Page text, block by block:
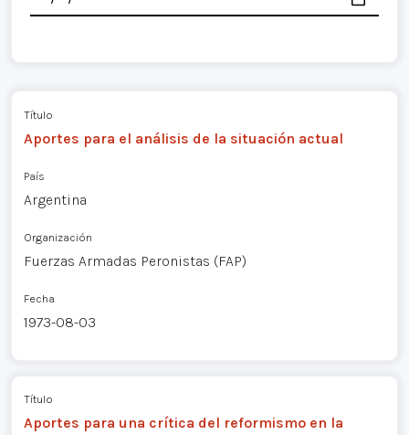
Título
Aportes para el análisis de la situación actual
País
Argentina
Organización
Fuerzas Armadas Peronistas (FAP)
Fecha
1973-08-03
Título
Aportes para una crítica del reformismo en la